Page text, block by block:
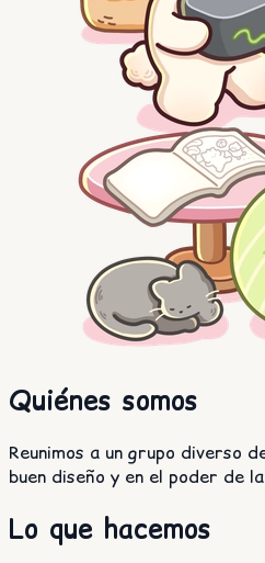
Quiénes somos
Reunimos a un grupo diverso
buen diseño y en el poder de
Lo que hacemos